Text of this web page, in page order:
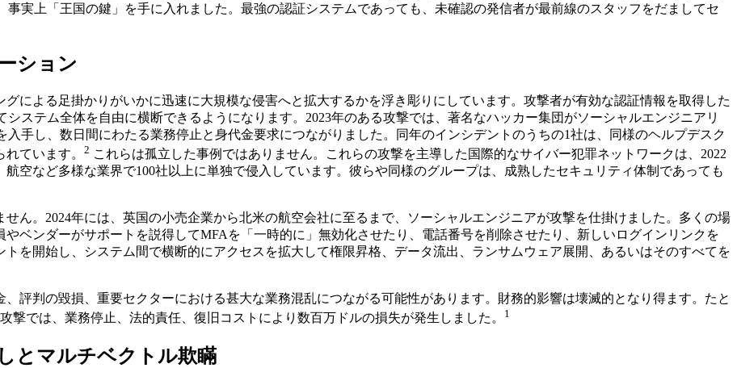
実上「王国の鍵」を手に入れました。最強の認証システムであっても、未確認の発信者が最前線のスタッフをだましてセ
ション
による足掛かりがいかに迅速に大規模な侵害へと拡大するかを浮き彫りにしています。攻撃者が有効な認証情報を取得した
ステム全体を自由に横断できるようになります。2023年のある攻撃では、著名なハッカー集団がソーシャルエンジニアリ
手し、数日間にわたる業務停止と身代金要求につながりました。同年のインシデントのうちの1社は、同様のヘルプデスク
ています。 2 これらは孤立した事例ではありません。これらの攻撃を主導した国際的なサイバー犯罪ネットワークは、2022
空など多様な業界で100社以上に単独で侵入しています。彼らや同様のグループは、成熟したセキュリティ体制であっても
ん。2024年には、英国の小売企業から北米の航空会社に至るまで、ソーシャルエンジニアが攻撃を仕掛けました。多くの場
ベンダーがサポートを説得してMFAを「一時的に」無効化させたり、電話番号を削除させたり、新しいログインリンクを
を開始し、システム間で横断的にアクセスを拡大して権限昇格、データ流出、ランサムウェア展開、あるいはそのすべてを
評判の毀損、重要セクターにおける甚大な業務混乱につながる可能性があります。財務的影響は壊滅的となり得ます。たと
撃では、業務停止、法的責任、復旧コストにより数百万ドルの損失が発生しました。
1
とマルチベクトル欺瞞